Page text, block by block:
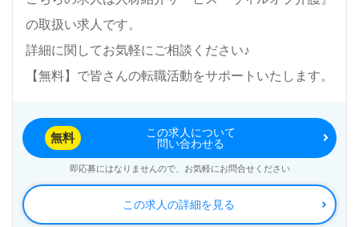
渉など完全無料サービスをご利用いただけます。＜非
公開求人も取扱いあり！＞"転職支援"のプロと一緒に
転職活動！お問い合わせお待ちしております。
の取扱い求人です。
詳細に関してお気軽にご相談ください♪
【無料】で皆さんの転職活動をサポートいたします。
この求人の詳細を見る
無料
この求人について
問い合わせる
即応募にはなりませんので、お気軽にお問合せください